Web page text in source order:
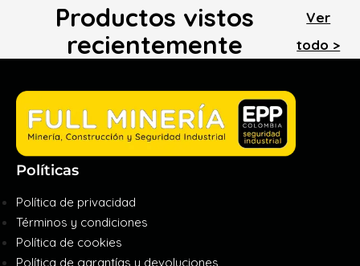
Productos vistos
recientemente
Ver
todo >
Políticas
Política de privacidad
Términos y condiciones
Política de cookies
Política de garantías y devoluciones